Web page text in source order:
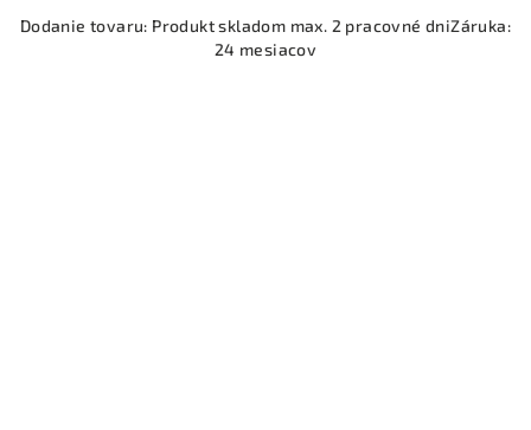
Dodanie tovaru: Produkt skladom max. 2 pracovné dniZáruka:
24 mesiacov